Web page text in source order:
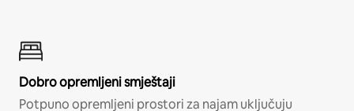
Dobro opremljeni smještaji
Potpuno opremljeni prostori za najam uključuju